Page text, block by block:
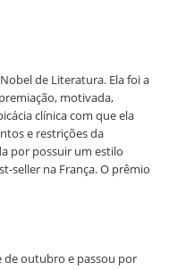
de Literatura. Ela foi a
motivada,
clínica com que ela
e restrições da
por possuir um estilo
seller na França. O prêmio
de outubro e passou por